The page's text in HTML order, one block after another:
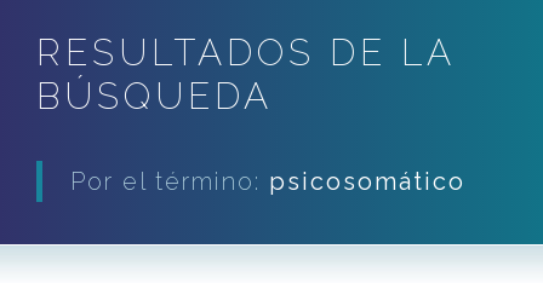
RESULTADOS DE LA
BÚSQUEDA
Por el término: psicosomático